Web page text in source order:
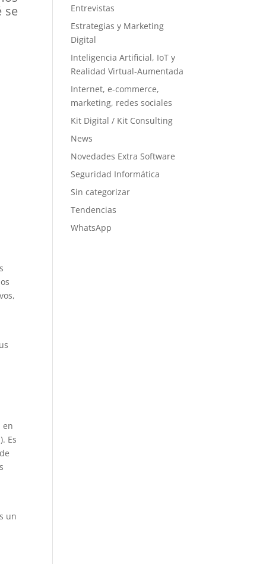
se
en
Es
un
Entrevistas
Estrategias y Marketing
Digital
Inteligencia Artificial, IoT y
Realidad Virtual-Aumentada
Internet, e-commerce,
marketing, redes sociales
Kit Digital / Kit Consulting
News
Novedades Extra Software
Seguridad Informática
Sin categorizar
Tendencias
WhatsApp